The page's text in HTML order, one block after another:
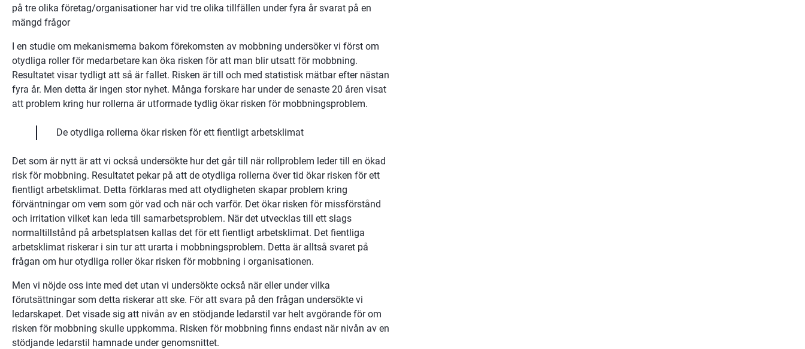
på tre olika företag/organisationer har vid tre olika tillfällen under fyra år svarat på en
mängd frågor
I en studie om mekanismerna bakom förekomsten av mobbning undersöker vi först om
otydliga roller för medarbetare kan öka risken för att man blir utsatt för mobbning.
Resultatet visar tydligt att så är fallet. Risken är till och med statistisk mätbar efter nästan
fyra år. Men detta är ingen stor nyhet. Många forskare har under de senaste 20 åren visat
att problem kring hur rollerna är utformade tydlig ökar risken för mobbningsproblem.
De otydliga rollerna ökar risken för ett fientligt arbetsklimat
Det som är nytt är att vi också undersökte hur det går till när rollproblem leder till en ökad
risk för mobbning. Resultatet pekar på att de otydliga rollerna över tid ökar risken för ett
fientligt arbetsklimat. Detta förklaras med att otydligheten skapar problem kring
förväntningar om vem som gör vad och när och varför. Det ökar risken för missförstånd
och irritation vilket kan leda till samarbetsproblem. När det utvecklas till ett slags
normaltillstånd på arbetsplatsen kallas det för ett fientligt arbetsklimat. Det fientliga
arbetsklimat riskerar i sin tur att urarta i mobbningsproblem. Detta är alltså svaret på
frågan om hur otydliga roller ökar risken för mobbning i organisationen.
Men vi nöjde oss inte med det utan vi undersökte också när eller under vilka
förutsättningar som detta riskerar att ske. För att svara på den frågan undersökte vi
ledarskapet. Det visade sig att nivån av en stödjande ledarstil var helt avgörande för om
risken för mobbning skulle uppkomma. Risken för mobbning finns endast när nivån av en
stödjande ledarstil hamnade under genomsnittet.